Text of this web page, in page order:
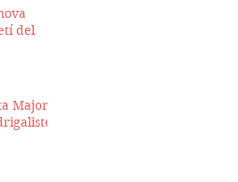
del
Major